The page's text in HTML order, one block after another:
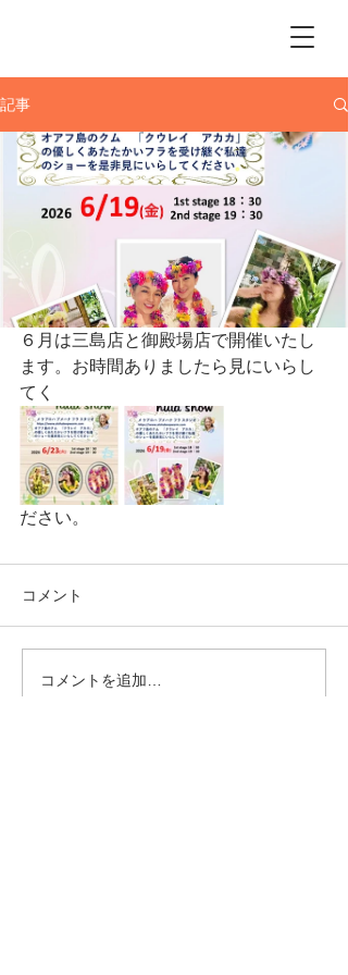
記事
６月は三島店と御殿場店で開催いたし
ます。お時間ありましたら見にいらし
てく
ださい。
コメント
コメントを追加…